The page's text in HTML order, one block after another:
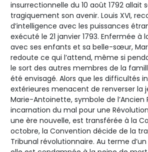
insurrectionnelle du 10 août 1792 allait
tragiquement son avenir. Louis XVI,
d’intelligence avec les puissances
exécuté le 21 janvier 1793. Enfermée à
avec ses enfants et sa belle-sœur,
redoute ce qui l’attend, même si
le sort des autres membres de la
été envisagé. Alors que les difficultés
extérieures menacent de renverser la
Marie-Antoinette, symbole de l’Ancien
incarnation du mal pour une
une ère nouvelle, est transférée à la
octobre, la Convention décide de la
Tribunal révolutionnaire. Au terme